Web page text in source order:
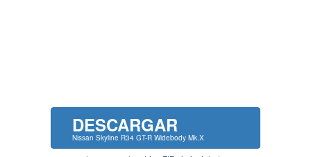
DESCARGAR
Nissan Skyline R34 GT-R Widebody Mk.X